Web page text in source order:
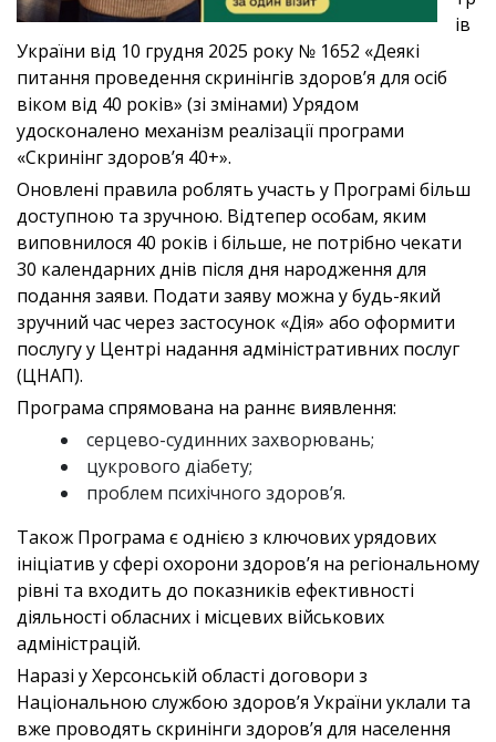
ів
України від 10 грудня 2025 року № 1652 «Деякі
питання проведення скринінгів здоров’я для осіб
віком від 40 років» (зі змінами) Урядом
удосконалено механізм реалізації програми
«Скринінг здоров’я 40+».
Оновлені правила роблять участь у Програмі більш
доступною та зручною. Відтепер особам, яким
виповнилося 40 років і більше, не потрібно чекати
30 календарних днів після дня народження для
подання заяви. Подати заяву можна у будь-який
зручний час через застосунок «Дія» або оформити
послугу у Центрі надання адміністративних послуг
(ЦНАП).
Програма спрямована на раннє виявлення:
серцево-судинних захворювань;
цукрового діабету;
проблем психічного здоров’я.
Також Програма є однією з ключових урядових
ініціатив у сфері охорони здоров’я на регіональному
рівні та входить до показників ефективності
діяльності обласних і місцевих військових
адміністрацій.
Наразі у Херсонській області договори з
Національною службою здоров’я України уклали та
вже проводять скринінги здоров’я для населення